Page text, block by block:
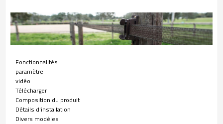
Fonctionnalités
paramètre
vidéo
Télécharger
Composition du produit
Détails d'installation
Divers modèles